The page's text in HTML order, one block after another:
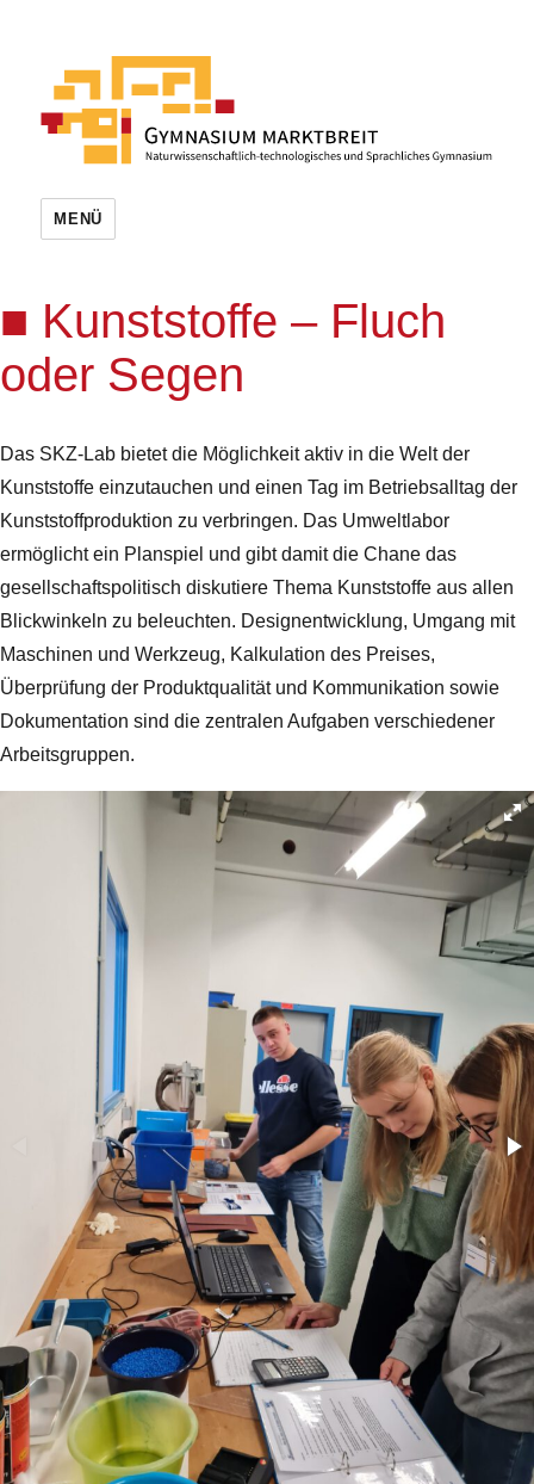
MENÜ
Kunststoffe – Fluch
oder Segen
Das SKZ-Lab bietet die Möglichkeit aktiv in die Welt der
Kunststoffe einzutauchen und einen Tag im Betriebsalltag der
Kunststoffproduktion zu verbringen. Das Umweltlabor
ermöglicht ein Planspiel und gibt damit die Chane das
gesellschaftspolitisch diskutiere Thema Kunststoffe aus allen
Blickwinkeln zu beleuchten. Designentwicklung, Umgang mit
Maschinen und Werkzeug, Kalkulation des Preises,
Überprüfung der Produktqualität und Kommunikation sowie
Dokumentation sind die zentralen Aufgaben verschiedener
Arbeitsgruppen.